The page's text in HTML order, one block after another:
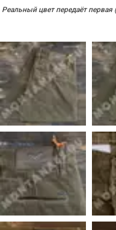
Реальный цвет передаёт